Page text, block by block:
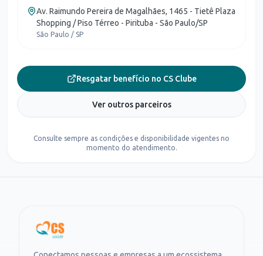
Av. Raimundo Pereira de Magalhães, 1465 - Tietê Plaza
Shopping / Piso Térreo - Pirituba - São Paulo/SP
São Paulo / SP
Resgatar benefício no CS Clube
Ver outros parceiros
Consulte sempre as condições e disponibilidade vigentes no
momento do atendimento.